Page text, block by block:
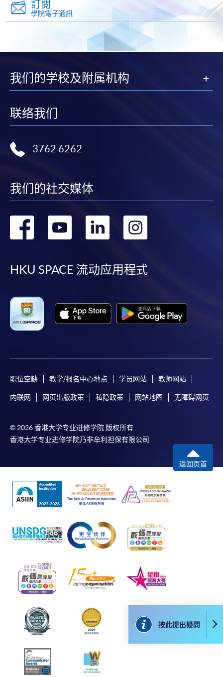
網上報名 立即報名
下載申請表
於截止報名日期前，將填妥的報名表格連同學歷證明
副本及身份證副本*，經以下途徑遞交：
經網上報名，並上傳清晰的學歷證明及身份證檔案，
須為300dpi 或以上，照片檔案將
親身前往任何一間報名中心遞交；或
城中心13樓，香港大學專業進修學院智慧與可持續發
展課程組何小姐收。
*申請人如親身報名，將被要求出示身分證或護照以核
實身份；如經網上報名或以郵遞方式報名，則須附上
付款方法
1. 現金、「易辦事」（EPS）、微信支付
(WeChat Pay) 或支付寶(Alipay)
申請人可親臨學院任何一所報名中心，以現金、「易
辦事」、微信支付（WeChat Pay）或支付寶
2. 支票或銀行本票
如以劃線支票或銀行本票繳付，抬頭請註明「香港大
人姓名。 閣下可：
親臨學院各報名中心遞交劃線支票、報名表格及有關
證明文件；
或可將上述文件一併寄交各報名中心，信封上請註明
「報讀課程」，惟學院對郵遞失誤而遺失的支票及個
人資料概不負責。
3. VISA / Mastercard
申請人可親臨學院任何一所報名中心，以 VISA 或
Mastercard（包括「香港大學專業進修學院
Mastercard卡」）繳付學費。香港大學專業進修學院
Mastercard卡持有人，如報讀課程滿港幣2,000元，可
享有十個月免息分期付款優惠，惟課程申請人必須為
信用卡持有人。詳情請向學院報名中心職員查詢。
4. 網上繳費服務
大部份公開招生的課程（以先到先得形式報名）及個
網上使用「繳費靈」（不適用於手機）、VISA或
Mastercard繳付有關課程的報名費或學費。除上述支
訂閱
學院電子通訊
按此提出疑問
折
我们的学校及附属机构
联络我们
3762 6262
我们的社交媒体
转
facebook
转
youtube
转
linkedin
HKU SPACE 流动应用程式
职位空缺 教学/报名中心地点 学员网站 教师网站
内联网 网页出版政策 私隐政策 网站地图 无障碍网页
© 2026 香港大学专业进修学院 版权所有
香港大学专业进修学院乃非牟利担保有限公司
返回页首